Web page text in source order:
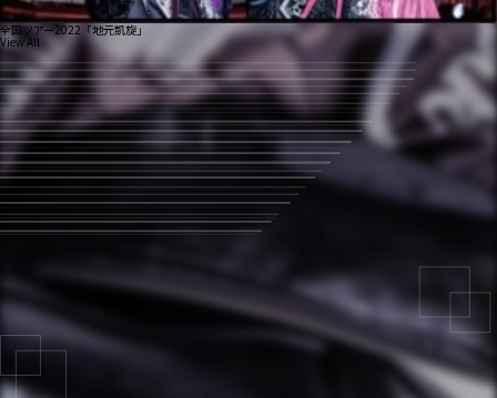
全国ツアー2022「地元凱旋」
View All